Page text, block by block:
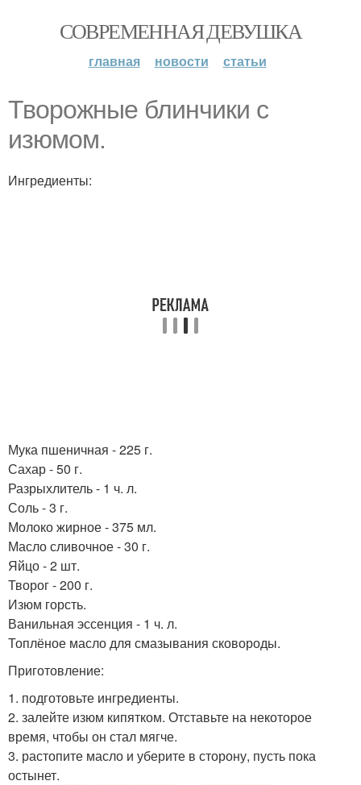
СОВРЕМЕННАЯ ДЕВУШКА
главная новости статьи
Творожные блинчики с
изюмом.
Ингредиенты:
Мука пшеничная - 225 г.
Сахар - 50 г.
Разрыхлитель - 1 ч. л.
Соль - 3 г.
Молоко жирное - 375 мл.
Масло сливочное - 30 г.
Яйцо - 2 шт.
Творог - 200 г.
Изюм горсть.
Ванильная эссенция - 1 ч. л.
Топлёное масло для смазывания сковороды.
Приготовление:
1. подготовьте ингредиенты.
2. залейте изюм кипятком. Отставьте на некоторое
время, чтобы он стал мягче.
3. растопите масло и уберите в сторону, пусть пока
остынет.